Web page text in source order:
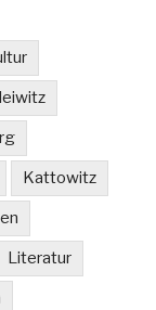
Kattowitz
Literatur